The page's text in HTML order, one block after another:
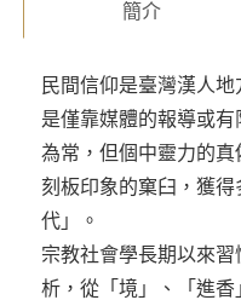
簡介
民間信仰是臺灣漢人
是僅靠媒體的報導或
為常，但個中靈力的
刻板印象的窠臼，獲
代」。
宗教社會學長期以來
析，從「境」、「進